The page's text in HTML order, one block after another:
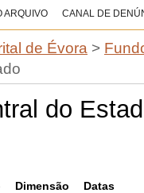
ARQUIVO CANAL DE
de Évora >
do
Dimensão
Datas